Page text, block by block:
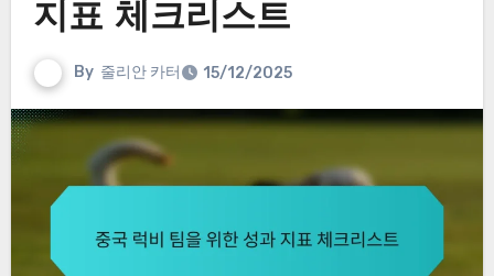
지표 체크리스트
By 줄리안 카터 15/12/2025